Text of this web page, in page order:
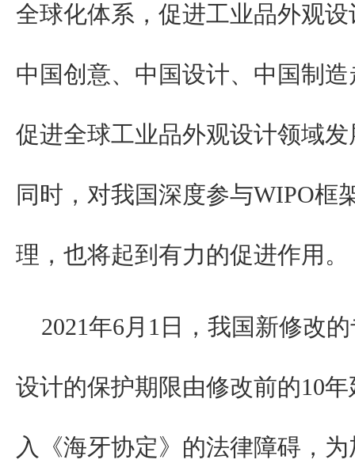
全球化体系，促进工业品外观
中国创意、中国设计、中国制
促进全球工业品外观设计领域
同时，对我国深度参与WIPO框
理，也将起到有力的促进作用。
2021年6月1日，我国新修改
设计的保护期限由修改前的10
入《海牙协定》的法律障碍，